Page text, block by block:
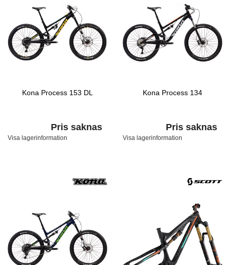
Kona Process 153 DL
Pris saknas
Visa lagerinformation
Kona Process 134
Pris saknas
Visa lagerinformation